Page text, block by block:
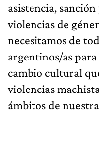
asistencia,
violencias de
necesitamos de
argentinos/as
cambio cultural
violencias
ámbitos de